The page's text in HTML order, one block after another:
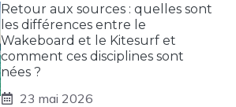
Retour aux sources : quelles sont
les différences entre le
Wakeboard et le Kitesurf et
comment ces disciplines sont
nées ?
23 mai 2026